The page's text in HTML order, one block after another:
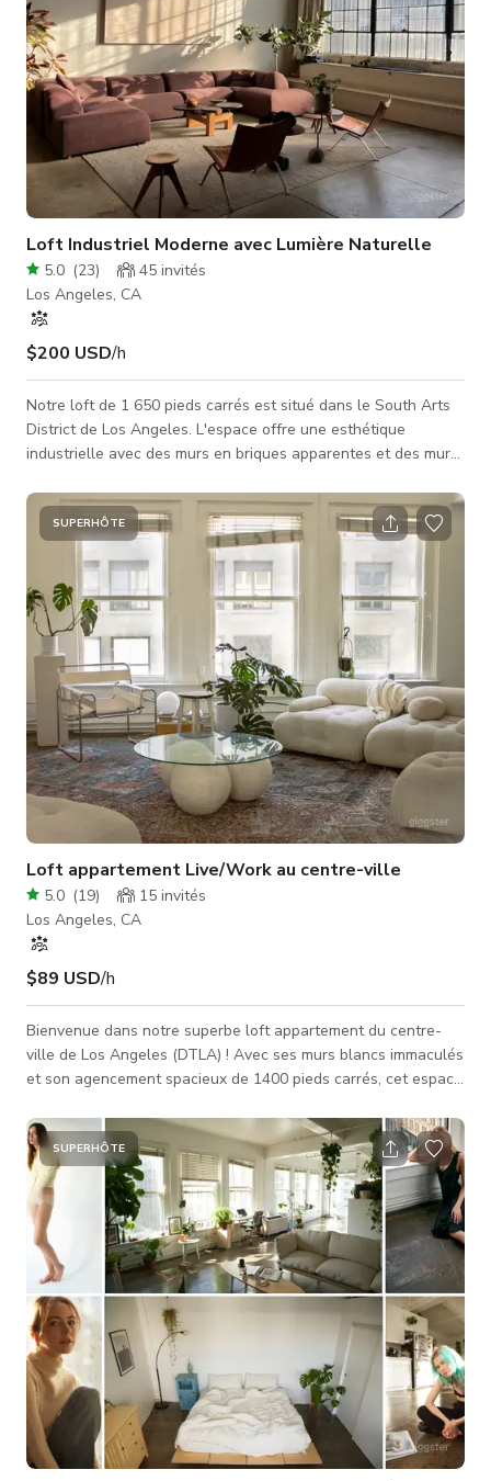
Loft Industriel Moderne avec Lumière Naturelle
5.0 (23) 45 invités
Los Angeles, CA
$200 USD/h
Notre loft de 1 650 pieds carrés est situé dans le South Arts
District de Los Angeles. L'espace offre une esthétique
industrielle avec des murs en briques apparentes et des murs
une entrée de garage à enroulement, a des plafonds de 14
pieds, une cuisine moderne complète et une salle de bain.
L'espace comprend également une salle de méditation, une
salle de sport, un bar entièrement personnalisé, plusieurs
espaces de siège
SUPERHÔTE
Loft appartement Live/Work au centre-ville
5.0 (19) 15 invités
Los Angeles, CA
$89 USD/h
Bienvenue dans notre superbe loft appartement du centre-
ville de Los Angeles (DTLA) ! Avec ses murs blancs immaculés
et son agencement spacieux de 1400 pieds carrés, cet espace
plafonds et la vue imprenable sur la ville créent un havre
artistique, complété par un couloir privé qui ajoute une touche
supplémentaire d'exclusivité à votre expérience. Imprégnez-
vous du style de vie vibrant et créatif du loft dans cet espace
ex
SUPERHÔTE